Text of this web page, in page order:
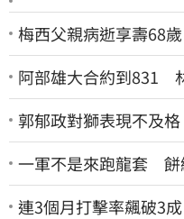
梅西父親病逝享壽68
阿部雄大合約到831
郭郁政對獅表現不及
一軍不是來跑龍套 餅
連3個月打擊率飆破3